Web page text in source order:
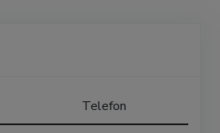
Telefon